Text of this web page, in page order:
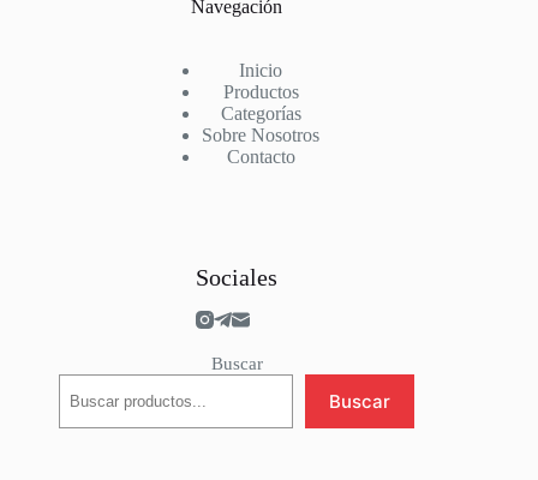
Navegación
Inicio
Productos
Categorías
Sobre Nosotros
Contacto
Sociales
Buscar
Buscar